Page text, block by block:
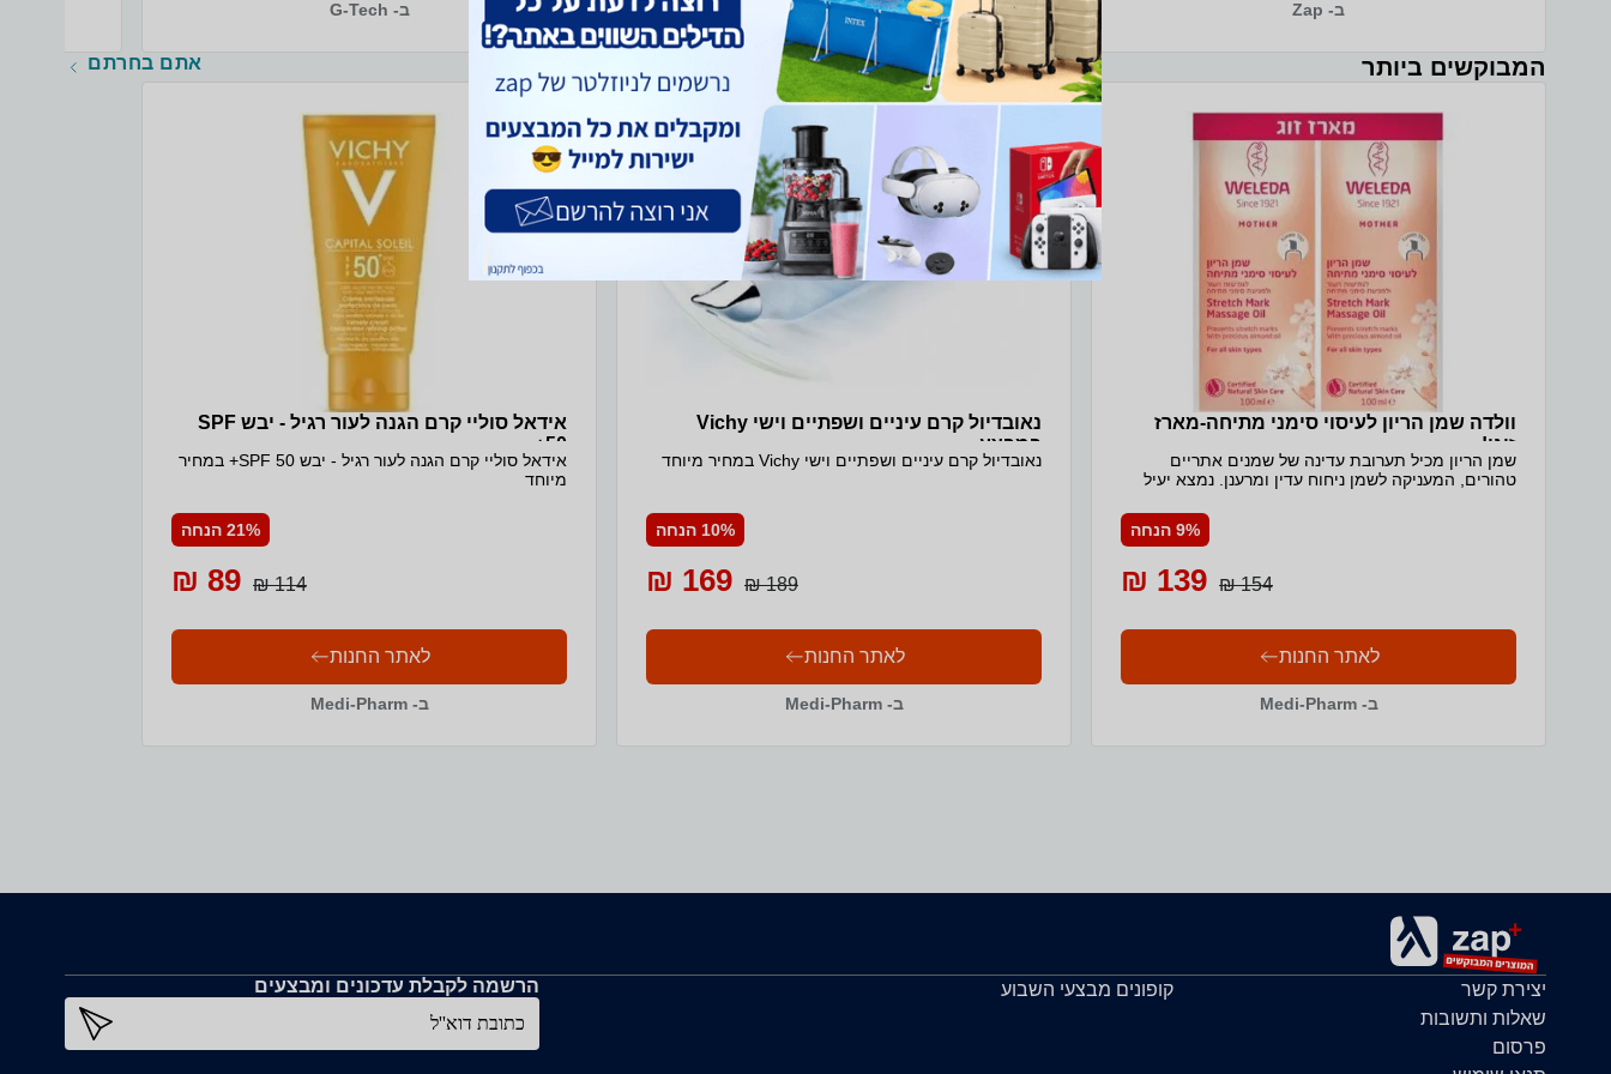
מחשב נייד עם מסך מגע ואחסון גדול שנותן שילוב מצוין
הגדול מתאים כמחשב נייד לסטודנטים, כמחשב נייד
לעבודה מהבית וכמחשב נייד לצילום ולאחסון תמונות.
ה-1TB נותן מקום נרחב לספריות תמונות, לסרטונים
ולקבצי עבודה, ומסך המגע מפרט טכני מקט יצרן:
83K4000RUS מסך: 15.3 WUXGA (1920x1200) IPS
cell, 10-point Multi-touch יחס מסך לגוף: 90.7%
threads, עד 4.8GHz ערכת שבבים: Intel SoC Platform
זיכרון RAM: 16GB DDR5-4800 אחריות ושירות אחריות
יצרן 36 חודשים (ATOMIC) מקט ופרטי דגם מקט יצרן:
83K4000RUS קוד מוצר יבואן: 3044
ב- Zap ב- חיון טכנולוגיות+ ב- G-Tech
המבוקשים ביותר אתם בחרתם
וולדה שמן הריון לעיסוי סימני מתיחה-מארז
זוגי!
שמן הריון מכיל תערובת עדינה של שמנים אתריים
טהורים, המעניקה לשמן ניחוח עדין ומרענן. נמצא יעיל
9% הנחה
154 ₪
139 ₪
לאתר החנות
ב- Medi-Pharm
נאובדיול קרם עיניים ושפתיים וישי Vichy
במבצע
נאובדיול קרם עיניים ושפתיים וישי Vichy במחיר מיוחד
10% הנחה
189 ₪
169 ₪
לאתר החנות
ב- Medi-Pharm
אידאל סוליי קרם הגנה לעור רגיל - יבש SPF
50+
אידאל סוליי קרם הגנה לעור רגיל - יבש SPF 50+ במחיר
מיוחד
21% הנחה
114 ₪
89 ₪
לאתר החנות
ב- Medi-Pharm
יצירת קשר
שאלות ותשובות
פרסום
קופונים מבצעי השבוע
הרשמה לקבלת עדכונים ומבצעים
כתובת דוא''ל